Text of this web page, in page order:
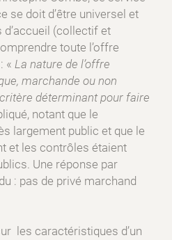
se doit d’être universel et
(collectif et
toute l’offre
« La nature de l’offre
marchande ou non
déterminant pour faire
notant que le
largement public et que le
et les contrôles étaient
Une réponse par
: pas de privé marchand
les caractéristiques d’un